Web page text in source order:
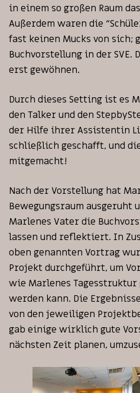
in einem so großen Raum
Außerdem waren die
fast keinen Mucks von sich;
Buchvorstellung in der SVE.
erst gewöhnen.
Durch dieses Setting ist es
den Talker und den
der Hilfe ihrer Assistentin
schließlich geschafft, und
mitgemacht!
Nach der Vorstellung hat
Bewegungsraum ausgeruht
Marlenes Vater die
lassen und reflektiert. In
oben genannten Vortrag
Projekt durchgeführt, um
wie Marlenes
werden kann. Die
von den jeweiligen
gab einige wirklich gute
nächsten Zeit planen,